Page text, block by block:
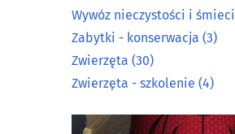
Wywóz nieczystości i śmieci
Zabytki - konserwacja (3)
Zwierzęta (30)
Zwierzęta - szkolenie (4)